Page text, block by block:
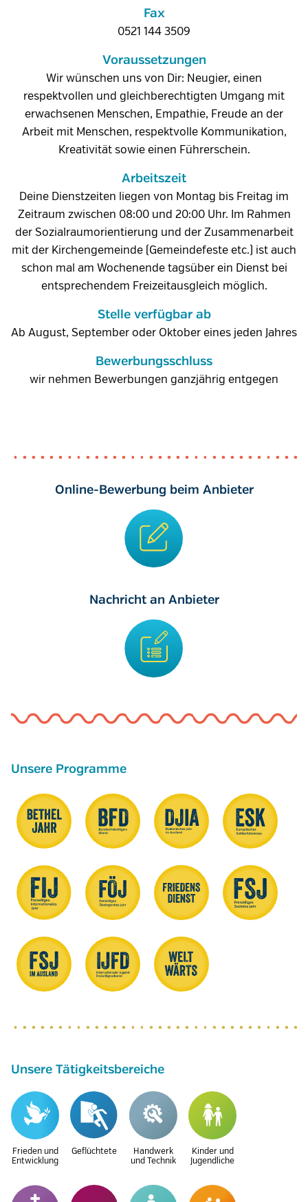
Fax
0521 144 3509
Voraussetzungen
Wir wünschen uns von Dir: Neugier, einen
respektvollen und gleichberechtigten Umgang mit
erwachsenen Menschen, Empathie, Freude an der
Arbeit mit Menschen, respektvolle Kommunikation,
Kreativität sowie einen Führerschein.
Arbeitszeit
Deine Dienstzeiten liegen von Montag bis Freitag im
Zeitraum zwischen 08:00 und 20:00 Uhr. Im Rahmen
der Sozialraumorientierung und der Zusammenarbeit
mit der Kirchengemeinde (Gemeindefeste etc.) ist auch
schon mal am Wochenende tagsüber ein Dienst bei
entsprechendem Freizeitausgleich möglich.
Stelle verfügbar ab
Ab August, September oder Oktober eines jeden Jahres
Bewerbungsschluss
wir nehmen Bewerbungen ganzjährig entgegen
Online-Bewerbung beim Anbieter
Nachricht an Anbieter
Unsere Programme
Unsere Tätigkeitsbereiche
Frieden und
Entwicklung
Geflüchtete
Handwerk
und Technik
Kinder und
Jugendliche